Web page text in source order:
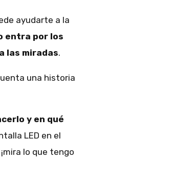
ayudarte a la
entra por los
las miradas.
una historia
y en qué
LED en el
lo que tengo